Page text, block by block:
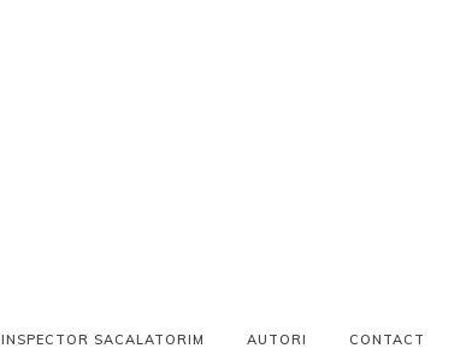
INSPECTOR SACALATORIM AUTORI CONTACT